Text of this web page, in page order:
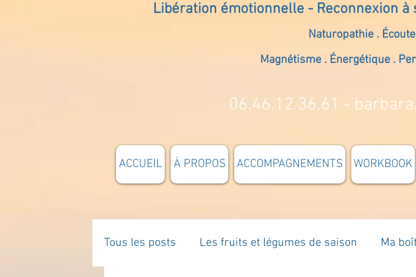
Libération émotionnelle - Reconnexion
Naturopathie .
Magnétisme . Énergétique .
06.46.12.36.61 -
ACCUEIL À PROPOS ACCOMPAGNEMENTS WORKBOOK
Tous les posts Les fruits et légumes de saison Ma